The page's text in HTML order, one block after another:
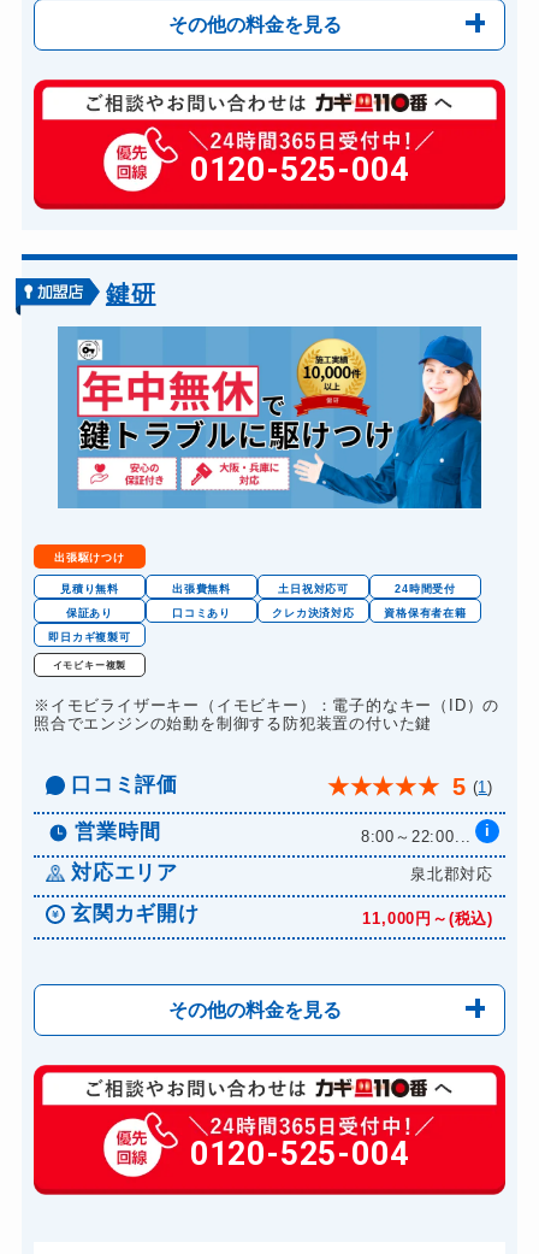
その他の料金を見る
玄関カギ修理 6,600円～(税込)
玄関カギ作成 14,300円～(税込)
玄関カギ交換 14,300円～(税込)
バイクカギ開け
バイクカギ作成 16,500円～(税込)
スーツケースカギ開け 8,800円～(税込)
スーツケースカギ作成 8,800円～(税込)
金庫カギ開け 14,300円～(税込)
金庫カギ修理 11,000円～(税込)
金庫カギ交換
ロッカーカギ開け 8,800円～(税込)
ドアノブカギ開け
ドアノブカギ作成
ドアノブカギ交換 11,000円～(税込)
0120-525-004
鍵研
出張駆けつけ
見積り無料 出張費無料 土日祝対応可
24時間受付
保証あり
口コミあり クレカ決済対応
資格保有者在籍
即日カギ複製可
イモビキー複製
※イモビライザーキー（イモビキー）：電子的なキー（ID）の
照合でエンジンの始動を制御する防犯装置の付いた鍵
口コミ評価 ★★★★★ 5 (1)
営業時間 8:00～22:00... i
対応エリア 泉北郡対応
玄関カギ開け 11,000円～(税込)
その他の料金を見る
玄関カギ修理 6,600円～(税込)
玄関カギ作成 14,300円～(税込)
玄関カギ交換 14,300円～(税込)
0120-525-004